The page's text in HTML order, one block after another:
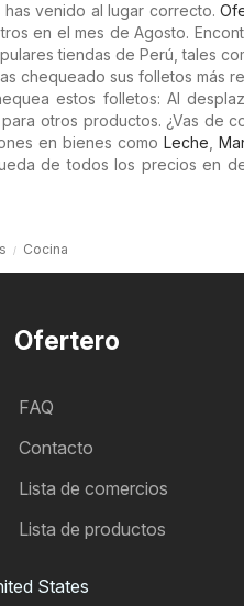
venido al lugar correcto.
en el mes de Agosto.
tiendas de Perú, tales
chequeado sus folletos más
estos folletos: Al
otros productos. ¿Vas de
en bienes como Leche,
de todos los precios en
Cocina
Ofertero
FAQ
Contacto
Lista de comercios
Lista de productos
States